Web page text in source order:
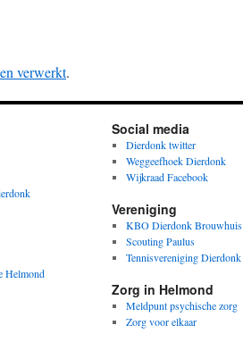
verwerkt.
Helmond
Social media
Dierdonk twitter
Weggeefhoek Dierdonk
Wijkraad Facebook
Vereniging
KBO Dierdonk Brouwhuis
Scouting Paulus
Tennisvereniging Dierdonk
Zorg in Helmond
Meldpunt psychische zorg
Zorg voor elkaar